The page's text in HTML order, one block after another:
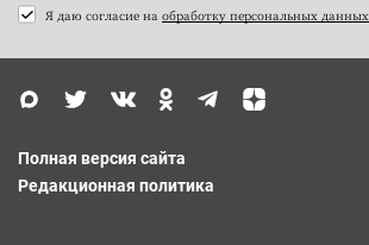
Я даю согласие на обработку персональных данных
Полная версия сайта
Редакционная политика